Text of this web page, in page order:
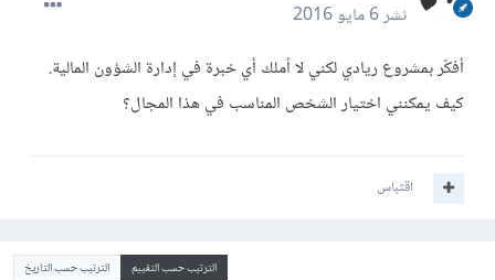
نشر6 مايو 2016
أفكّر بمشروع ريادي لكني لا أملك أي خبرة في إدارة الشؤون المالية.
كيف يمكنني اختيار الشخص المناسب في هذا المجال؟
اقتباس
الترتيب حسب التقييم الترتيب حسب التاريخ